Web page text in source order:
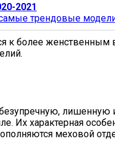
2021
трендовые
к более
Их характерная
меховой